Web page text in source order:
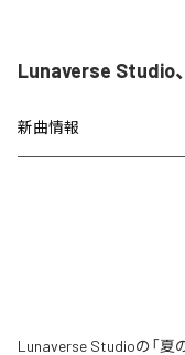
Lunaverse Studio
新曲情報
Lunaverse Studioの「